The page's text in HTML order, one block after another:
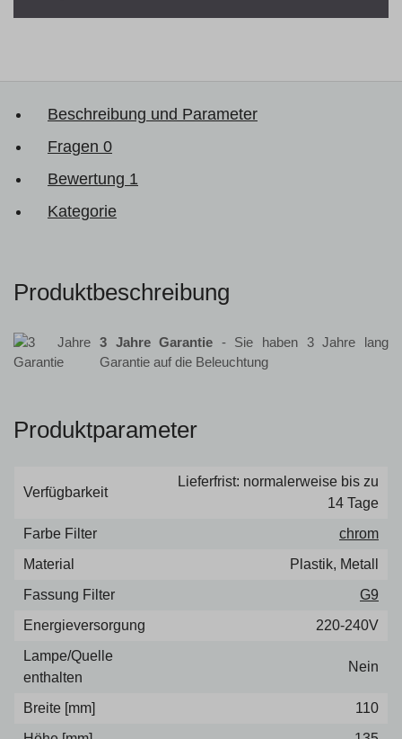
Beschreibung und Parameter
Fragen 0
Bewertung 1
Kategorie
Produktbeschreibung
3 Jahre Garantie - Sie haben 3 Jahre lang
Garantie auf die Beleuchtung
Produktparameter
Verfügbarkeit
Lieferfrist: normalerweise bis zu
14 Tage
Farbe Filter
chrom
Material
Plastik, Metall
Fassung Filter
G9
Energieversorgung
220-240V
Lampe/Quelle
enthalten
Nein
Breite [mm]
110